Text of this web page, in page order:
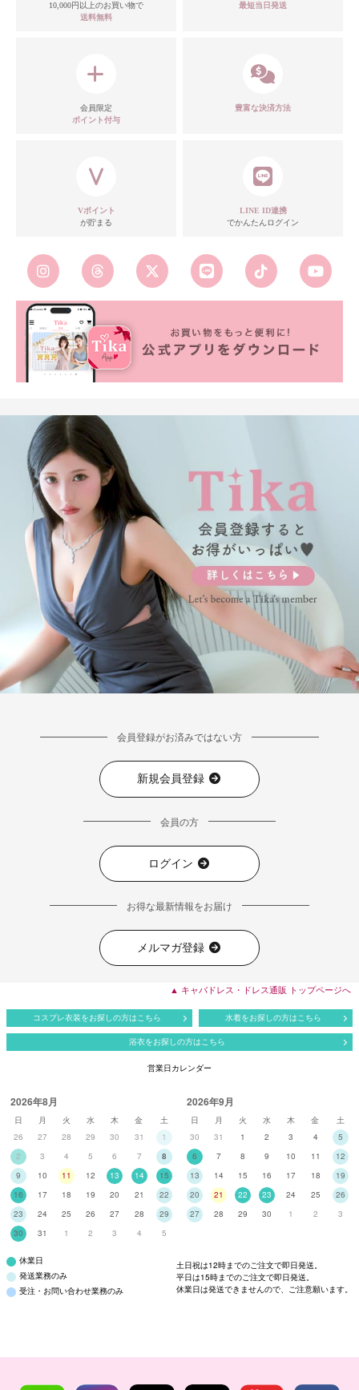
10,000円以上のお買い物で
送料無料
最短当日発送
会員限定
ポイント付与
豊富な決済方法
Vポイント
が貯まる
LINE ID連携
でかんたんログイン
会員登録がお済みではない方
新規会員登録
会員の方
ログイン
お得な最新情報をお届け
メルマガ登録
▲ キャバドレス・ドレス通販 トップページへ
コスプレ衣装をお探しの方はこちら 水着をお探しの方はこちら
浴衣をお探しの方はこちら
営業日カレンダー
2026年8月
日 月 火 水 木 金
土
26
27 28 29 30 31
1
2
3 4 5 6 7
8
9
10 11 12 13 14
15
16
17 18 19 20 21
22
23
24 25 26 27 28
29
30
31 1 2 3 4 5
2026年9月
日 月 火 水 木 金
土
30
31 1 2 3 4
5
6
7 8 9 10 11
12
13
14 15 16 17 18
19
20
21 22 23 24 25
26
27
28 29 30 1 2 3
休業日
発送業務のみ
受注・お問い合わせ業務のみ
土日祝は12時までのご注文で即日発送。
平日は15時までのご注文で即日発送。
休業日は発送できませんので、ご注意願います。